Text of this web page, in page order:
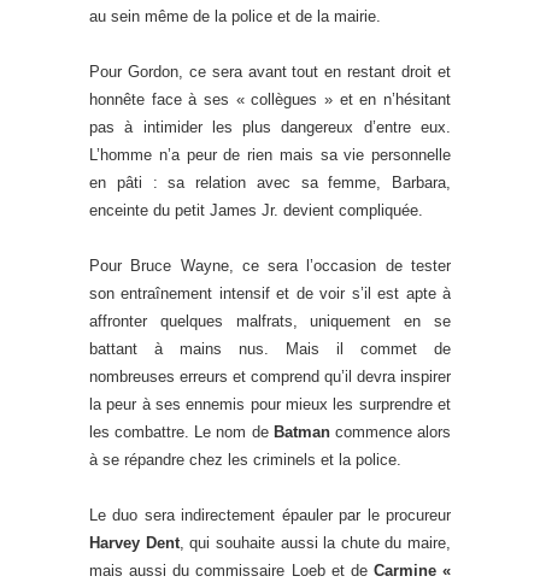
au sein même de la police et de la mairie.
Pour Gordon, ce sera avant tout en restant droit et
honnête face à ses « collègues » et en n’hésitant
pas à intimider les plus dangereux d’entre eux.
L’homme n’a peur de rien mais sa vie personnelle
en pâti : sa relation avec sa femme, Barbara,
enceinte du petit James Jr. devient compliquée.
Pour Bruce Wayne, ce sera l’occasion de tester
son entraînement intensif et de voir s’il est apte à
affronter quelques malfrats, uniquement en se
battant à mains nus. Mais il commet de
nombreuses erreurs et comprend qu’il devra inspirer
la peur à ses ennemis pour mieux les surprendre et
les combattre. Le nom de Batmancommence alors
à se répandre chez les criminels et la police.
Le duo sera indirectement épauler par le procureur
Harvey Dent, qui souhaite aussi la chute du maire,
mais aussi du commissaire Loeb et de Carmine «